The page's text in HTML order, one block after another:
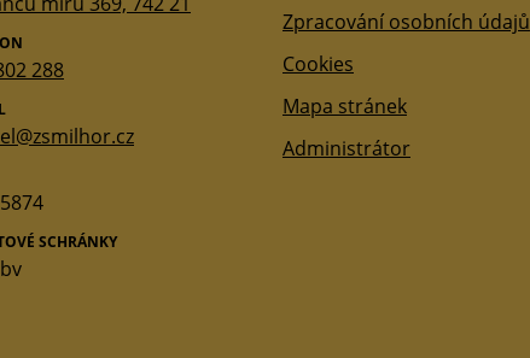
288
SCHRÁNKY
Zpracování osobních údajů
Cookies
Mapa stránek
Administrátor